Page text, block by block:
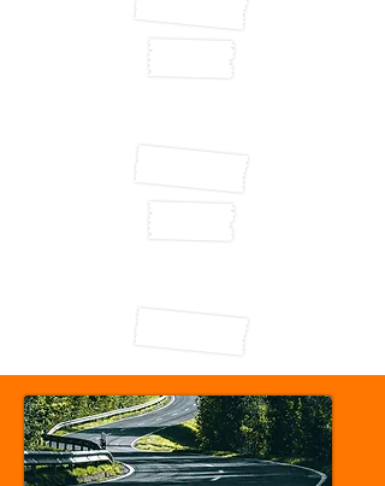
Wir fahren in kleine
leidenschaftlich
Wir lassen den Abend
ausklingen